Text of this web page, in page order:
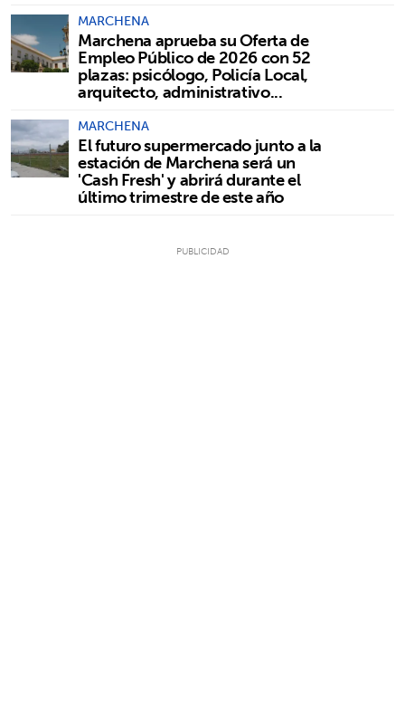
MARCHENA
Marchena aprueba su Oferta de
Empleo Público de 2026 con 52
plazas: psicólogo, Policía Local,
arquitecto, administrativo...
MARCHENA
El futuro supermercado junto a la
estación de Marchena será un
'Cash Fresh' y abrirá durante el
último trimestre de este año